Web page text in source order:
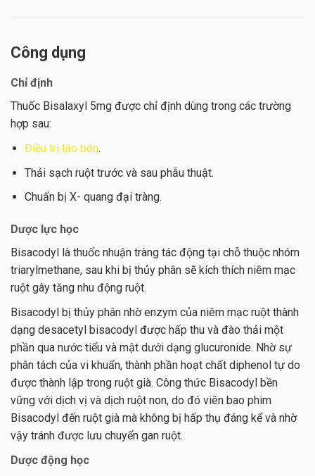
Công dụng
Chỉ định
Thuốc Bisalaxyl 5mg được chỉ định dùng trong các trường
hợp sau:
Điều trị táo bón.
Thải sạch ruột trước và sau phẫu thuật.
Chuẩn bị X- quang đại tràng.
Dược lực học
Bisacodyl là thuốc nhuận tràng tác động tại chỗ thuộc nhóm
triarylmethane, sau khi bị thủy phân sẽ kích thích niêm mạc
ruột gây tăng nhu động ruột.
Bisacodyl bị thủy phân nhờ enzym của niêm mạc ruột thành
dạng desacetyl bisacodyl được hấp thu và đào thải một
phần qua nước tiểu và mật dưới dạng glucuronide. Nhờ sự
phân tách của vi khuẩn, thành phần hoạt chất diphenol tự do
được thành lập trong ruột già. Công thức Bisacodyl bền
vững với dịch vị và dịch ruột non, do đó viên bao phim
Bisacodyl đến ruột già mà không bị hấp thụ đáng kể và nhờ
vậy tránh được lưu chuyển gan ruột.
Dược động học